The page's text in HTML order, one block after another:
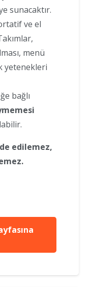
sunacaktır.
ve el
menü
yetenekleri
bağlı
edilemez,